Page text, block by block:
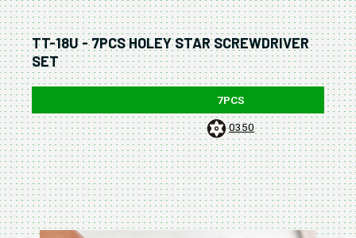
TT-18U - 7PCS HOLEY STAR SCREWDRIVER
SET
7PCS
0350